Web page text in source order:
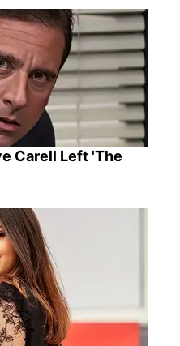
Carell Left 'The